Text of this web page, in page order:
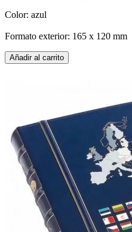
Color: azul
Formato exterior: 165 x 120 mm
Añadir al carrito